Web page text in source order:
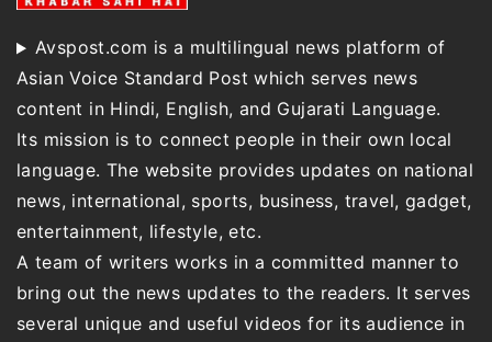
Avspost.com is a multilingual news platform of
Asian Voice Standard Post which serves news
content in Hindi, English, and Gujarati Language.
Its mission is to connect people in their own local
language. The website provides updates on national
news, international, sports, business, travel, gadget,
entertainment, lifestyle, etc.
A team of writers works in a committed manner to
bring out the news updates to the readers. It serves
several unique and useful videos for its audience in